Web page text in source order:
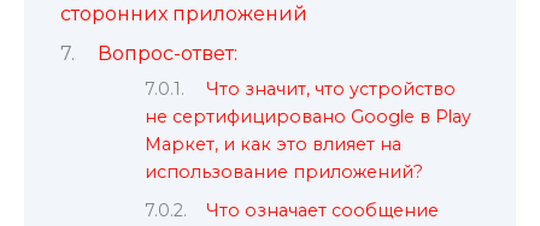
сторонних приложений
Вопрос-ответ:
Что значит, что устройство
не сертифицировано Google в Play
Маркет, и как это влияет на
использование приложений?
Что означает сообщение